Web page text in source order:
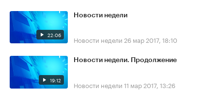
22:06
Новости недели
Новости недели 26 мар 2017, 18:10
19:12
Новости недели. Продолжение
Новости недели 11 мар 2017, 13:26